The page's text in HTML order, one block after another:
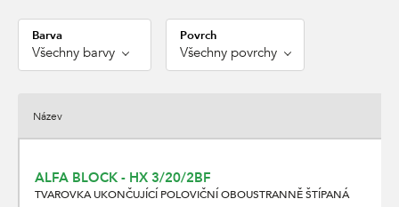
Barva
Všechny barvy
Povrch
Všechny povrchy
Název
ALFA BLOCK - HX 3/20/2BF
TVAROVKA UKONČUJÍCÍ POLOVIČNÍ OBOUSTRANNĚ ŠTÍPANÁ